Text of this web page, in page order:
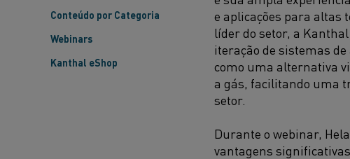
Conteúdo por Categoria
Webinars
Kanthal eShop
e aplicações para altas
líder do setor, a
iteração de sistemas
como uma alternativa
a gás, facilitando uma
setor.
Durante o webinar,
vantagens